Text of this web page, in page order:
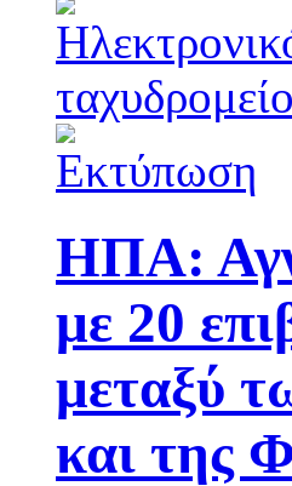
ΗΠΑ:
με 20
μεταξύ
και της